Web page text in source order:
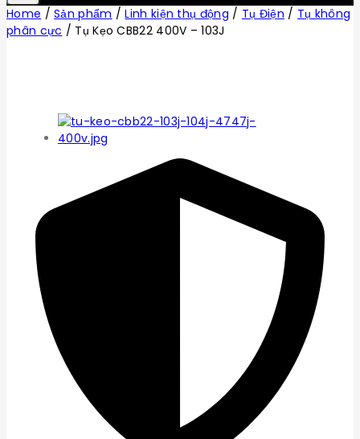
Home / Sản phẩm / Linh kiện thụ động / Tụ Điện / Tụ không
phân cực / Tụ Kẹo CBB22 400V – 103J